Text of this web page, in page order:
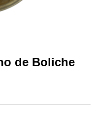
de Boliche